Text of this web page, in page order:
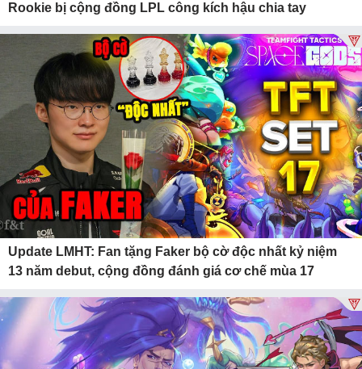
Rookie bị cộng đồng LPL công kích hậu chia tay
Update LMHT: Fan tặng Faker bộ cờ độc nhất kỷ niệm
13 năm debut, cộng đồng đánh giá cơ chế mùa 17